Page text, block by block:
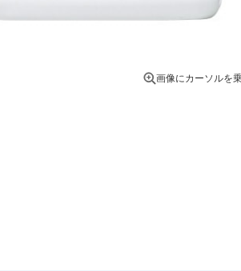
画像にカーソルを